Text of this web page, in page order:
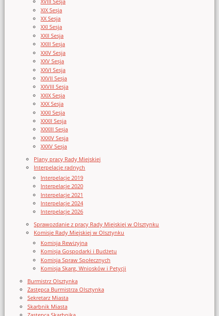
XIX Sesja
XX Sesja
XXI Sesja
XXII Sesja
XXIII Sesja
XXIV Sesja
XXV Sesja
XXVI Sesja
XXVII Sesja
XXVIII Sesja
XXIX Sesja
XXX Sesja
XXXI Sesja
XXXII Sesja
XXXIII Sesja
XXXIV Sesja
XXXV Sesja
Plany pracy Rady Miejskiej
Interpelacje radnych
Interpelacje 2019
Interpelacje 2020
Interpelacje 2021
Interpelacje 2024
Interpelacje 2026
Sprawozdanie z pracy Rady Miejskiej w Olsztynku
Komisje Rady Miejskiej w Olsztynku
Komisja Rewizyjna
Komisja Gospodarki i Budżetu
Komisja Spraw Społecznych
Komisja Skarg, Wniosków i Petycji
Burmistrz Olsztynka
Zastępca Burmistrza Olsztynka
Sekretarz Miasta
Skarbnik Miasta